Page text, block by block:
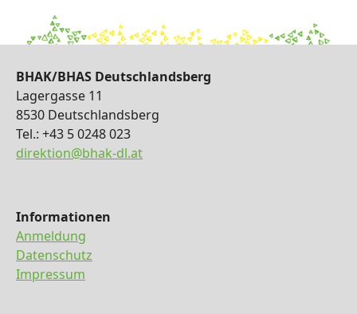
BHAK/BHAS Deutschlandsberg
Lagergasse 11
8530 Deutschlandsberg
Tel.: +43 5 0248 023
direktion@bhak-dl.at
Informationen
Anmeldung
Datenschutz
Impressum